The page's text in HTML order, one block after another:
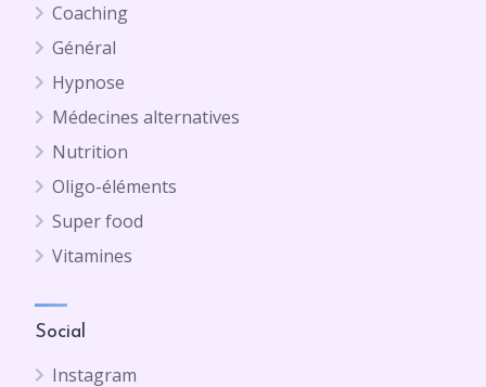
Coaching
Général
Hypnose
Médecines alternatives
Nutrition
Oligo-éléments
Super food
Vitamines
Social
Instagram